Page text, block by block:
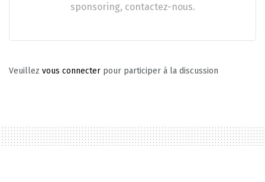
sponsoring, contactez-nous.
Veuillez vous connecter pour participer à la discussion